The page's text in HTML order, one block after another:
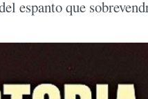
espanto que